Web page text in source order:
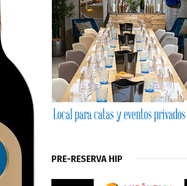
PRE-RESERVA HIP